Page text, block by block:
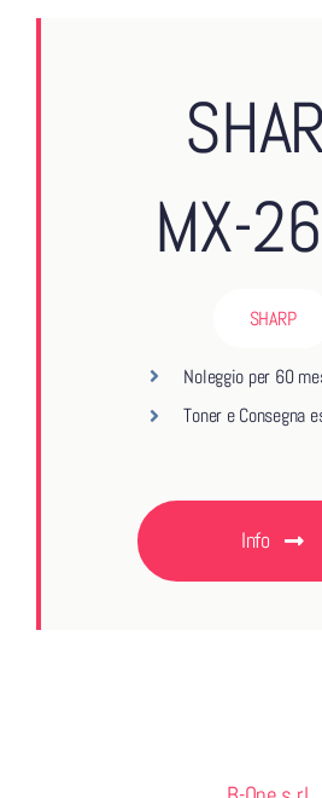
MX-
SHARP
Noleggio per 60
Toner e Consegna
Info